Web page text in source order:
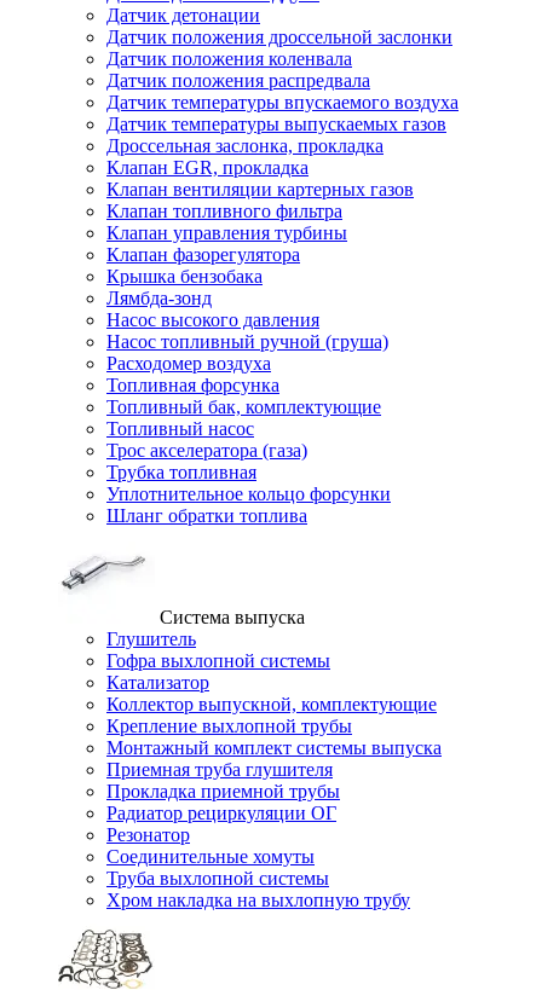
Датчик детонации
Датчик положения дроссельной заслонки
Датчик положения коленвала
Датчик положения распредвала
Датчик температуры впускаемого воздуха
Датчик температуры выпускаемых газов
Дроссельная заслонка, прокладка
Клапан EGR, прокладка
Клапан вентиляции картерных газов
Клапан топливного фильтра
Клапан управления турбины
Клапан фазорегулятора
Крышка бензобака
Лямбда-зонд
Насос высокого давления
Насос топливный ручной (груша)
Расходомер воздуха
Топливная форсунка
Топливный бак, комплектующие
Топливный насос
Трос акселератора (газа)
Трубка топливная
Уплотнительное кольцо форсунки
Шланг обратки топлива
Система выпуска
Глушитель
Гофра выхлопной системы
Катализатор
Коллектор выпускной, комплектующие
Крепление выхлопной трубы
Монтажный комплект системы выпуска
Приемная труба глушителя
Прокладка приемной трубы
Радиатор рециркуляции ОГ
Резонатор
Соединительные хомуты
Труба выхлопной системы
Хром накладка на выхлопную трубу